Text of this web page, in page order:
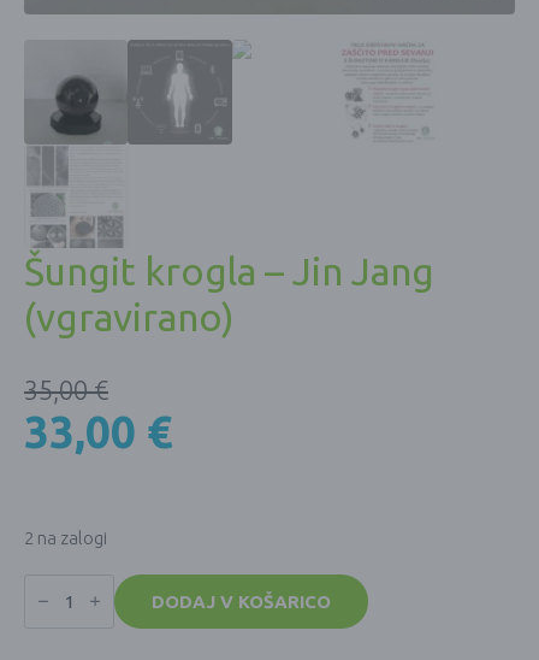
Šungit krogla – Jin Jang
(vgravirano)
35,00€
33,00 €
2 na zalogi
krogla
DODAJ V KOŠARICO